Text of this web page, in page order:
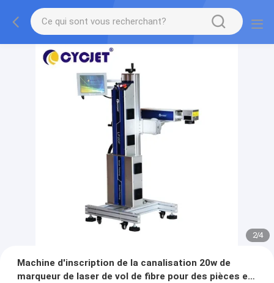
2/4
Machine d'inscription de la canalisation 20w de
marqueur de laser de vol de fibre pour des pièces en